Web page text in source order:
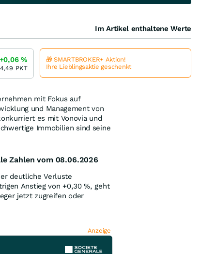
mit Fokus auf
und Management von
es mit Vonovia und
Immobilien sind seine
Zahlen vom 08.06.2026
deutliche Verluste
Anstieg von +0,30%, geht
jetzt zugreifen oder
Anzeige
Im Artikel enthaltene Werte
+0,06 %
PKT
🎁 SMARTBROKER+ Aktion!
Ihre Lieblingsaktie geschenkt